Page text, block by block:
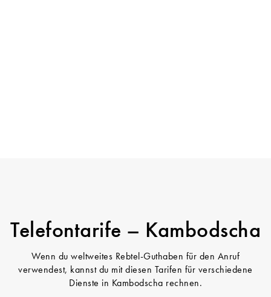
Telefontarife – Kambodscha
Wenn du weltweites Rebtel-Guthaben für den Anruf
verwendest, kannst du mit diesen Tarifen für verschiedene
Dienste in Kambodscha rechnen.